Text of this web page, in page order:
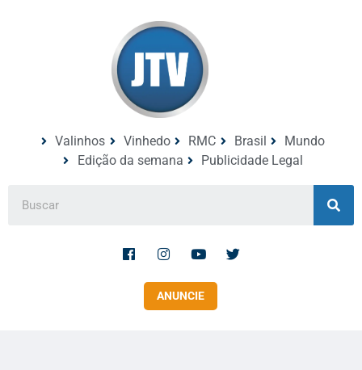
Valinhos Vinhedo RMC Brasil
Mundo
Edição da semana
Publicidade Legal
ANUNCIE